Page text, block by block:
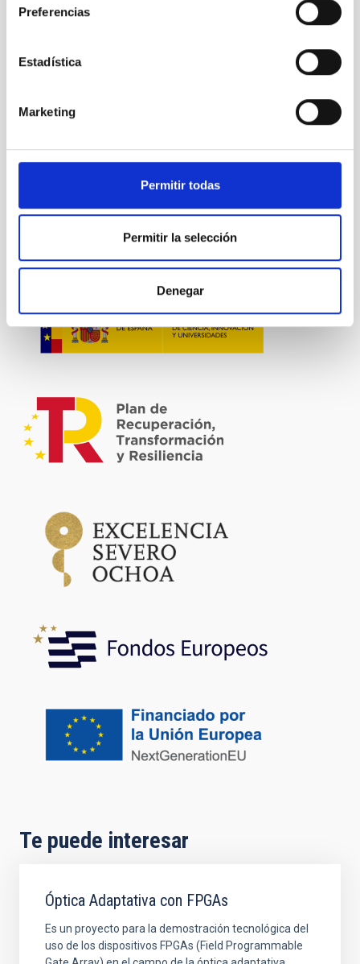
Preferencias
Estadística
Marketing
Permitir todas
Permitir la selección
Denegar
Te puede interesar
Óptica Adaptativa con FPGAs
Es un proyecto para la demostración tecnológica del
uso de los dispositivos FPGAs (Field Programmable